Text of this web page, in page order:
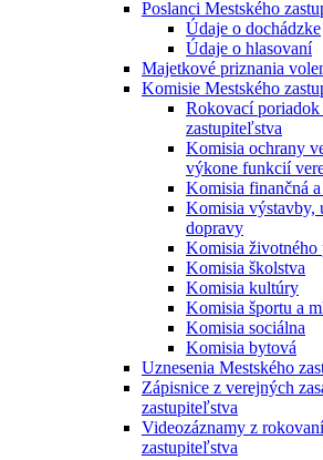
Poslanci Mestského
Údaje o dochádzke
Údaje o hlasovaní
Majetkové priznania
Komisie Mestského
Rokovací
zastupiteľstva
Komisia ochrany
výkone funkcií
Komisia finančná
Komisia výstavby,
dopravy
Komisia životného
Komisia školstva
Komisia kultúry
Komisia športu a
Komisia sociálna
Komisia bytová
Uznesenia Mestského
Zápisnice z verejných
zastupiteľstva
Videozáznamy z
zastupiteľstva